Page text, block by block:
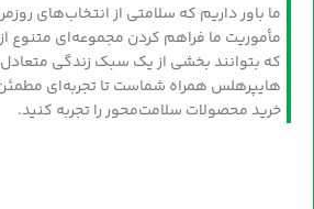
ما باور داریم که سلامتی از انتخاب‌های
مأموریت ما فراهم کردن مجموعه‌ای متنوع
که بتوانند بخشی از یک سبک زندگی متعادل
هایپرهلس همراه شماست تا تجربه‌ای
خرید محصولات سلامت‌محور را تجربه کنید.